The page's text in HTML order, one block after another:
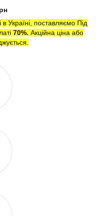
Україні, поставляємо Під
70%. Акційна ціна або